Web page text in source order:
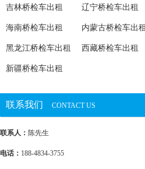
吉林桥检车出租 辽宁桥检车出租
海南桥检车出租 内蒙古桥检车出租
黑龙江桥检车出租 西藏桥检车出租
新疆桥检车出租
联系我们 CONTACT US
联系人： 陈先生
电话： 188-4834-3755